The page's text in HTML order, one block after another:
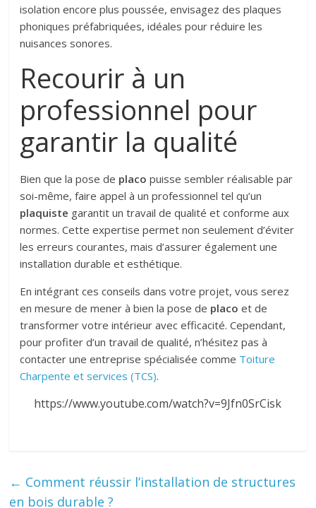
isolation encore plus poussée, envisagez des plaques
phoniques préfabriquées, idéales pour réduire les
nuisances sonores.
Recourir à un
professionnel pour
garantir la qualité
Bien que la pose de placo puisse sembler réalisable par
soi-même, faire appel à un professionnel tel qu’un
plaquiste garantit un travail de qualité et conforme aux
normes. Cette expertise permet non seulement d’éviter
les erreurs courantes, mais d’assurer également une
installation durable et esthétique.
En intégrant ces conseils dans votre projet, vous serez
en mesure de mener à bien la pose de placo et de
transformer votre intérieur avec efficacité. Cependant,
pour profiter d’un travail de qualité, n’hésitez pas à
contacter une entreprise spécialisée comme Toiture
Charpente et services (TCS).
https://www.youtube.com/watch?v=9Jfn0SrCisk
← Comment réussir l’installation de structures
en bois durable ?